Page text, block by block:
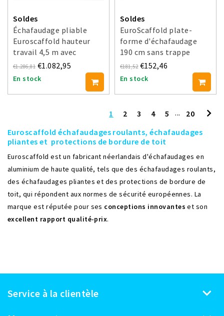
Soldes
Échafaudage pliable
Euroscaffold hauteur
travail 4,5 m avec
stabilisateurs
€1.286,81 €1.082,95
En stock
Soldes
EuroScaffold plate-
forme d'échafaudage
190 cm sans trappe
d'accès
€181,52 €152,46
En stock
1 2 3 4 5 ...
20
Euroscaffold échafaudages roulants, échafaudages
pliantes et protections de bordure de toit
Euroscaffold est un fabricant néerlandais d'échafaudages en
aluminium de haute qualité, tels que des échafaudages roulants,
des échafaudages pliantes et des protections de bordure de
toit, qui répondent aux normes de sécurité européennes. La
marque est réputée pour ses conceptions innovantes et son
excellent rapport qualité-prix.
Service à la clientèle